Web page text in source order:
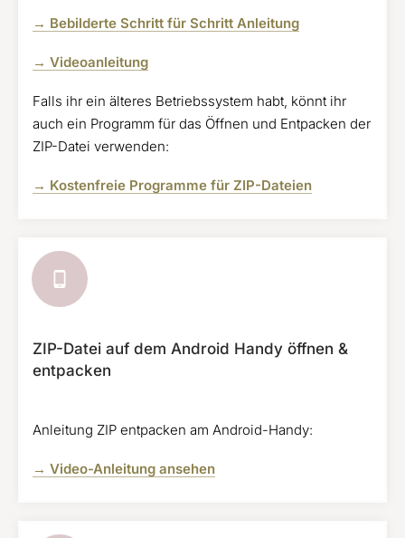
→ Bebilderte Schritt für Schritt Anleitung
→ Videoanleitung
Falls ihr ein älteres Betriebssystem habt, könnt ihr
auch ein Programm für das Öffnen und Entpacken der
ZIP-Datei verwenden:
→ Kostenfreie Programme für ZIP-Dateien
ZIP-Datei auf dem Android Handy öffnen &
entpacken
Anleitung ZIP entpacken am Android-Handy:
→ Video-Anleitung ansehen